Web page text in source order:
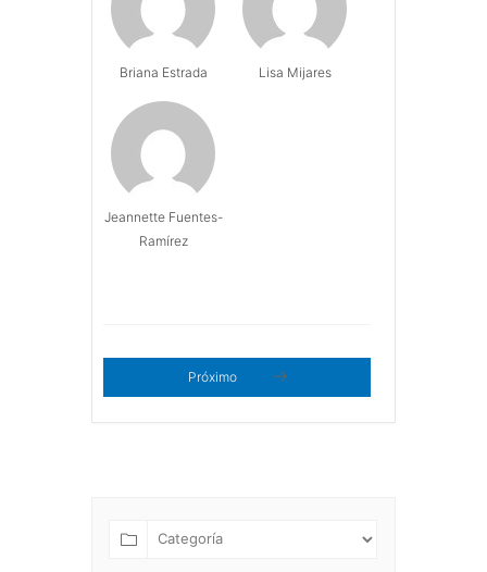
Briana Estrada Lisa Mijares
Jeannette Fuentes-
Ramírez
Próximo